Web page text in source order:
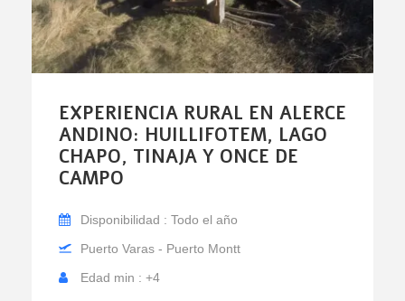
EXPERIENCIA RURAL EN ALERCE
ANDINO: HUILLIFOTEM, LAGO
CHAPO, TINAJA Y ONCE DE
CAMPO
Disponibilidad : Todo el año
Puerto Varas - Puerto Montt
Edad min : +4